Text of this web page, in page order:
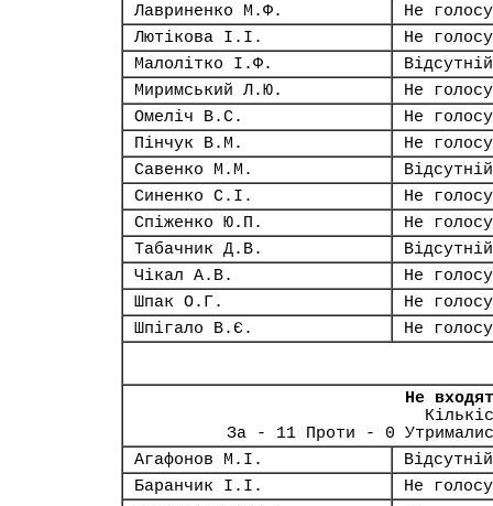
Лавриненко М.Ф.
Не
Лютікова І.І.
Не
Малолітко І.Ф.
Відсутній
Миримський Л.Ю.
Не
Омеліч В.С.
Не
Пінчук В.М.
Не
Савенко М.М.
Відсутній
Синенко С.І.
Не
Спіженко Ю.П.
Не
Табачник Д.В.
Відсутній
Чікал А.В.
Не
Шпак О.Г.
Не
Шпігало В.Є.
Не
Не
За - 11 Проти - 0
Агафонов М.І.
Відсутній
Баранчик І.І.
Не